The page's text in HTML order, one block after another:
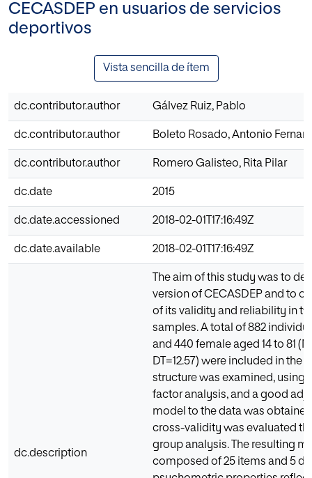
CECASDEP en usuarios de servicios
deportivos
Vista sencilla de ítem
dc.contributor.author Gálvez Ruiz, Pablo
dc.contributor.author Boleto Rosado, Antonio
dc.contributor.author Romero Galisteo, Rita Pilar
dc.date 2015
dc.date.accessioned 2018-02-01T17:16:49Z
dc.date.available 2018-02-01T17:16:49Z
dc.description
The aim of this study was to
version of CECASDEP and to
of its validity and reliability in
samples. A total of 882
and 440 female aged 14 to 81
DT=12.57) were included in the
structure was examined, using
factor analysis, and a good
model to the data was
cross-validity was evaluated
group analysis. The resulting
composed of 25 items and 5